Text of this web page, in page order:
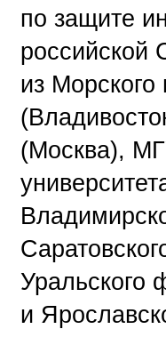
по защите
российской
из Морского
(Москва),
Уральского
и